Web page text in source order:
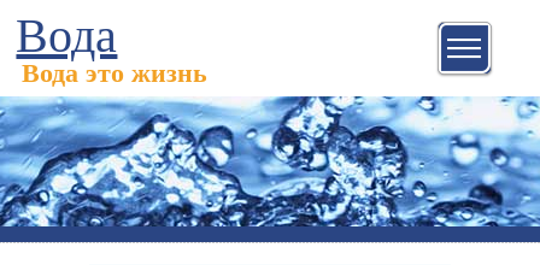
Вода
Вода это жизнь